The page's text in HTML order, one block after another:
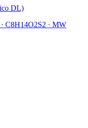
DL)
· C8H14O2S2 · MW